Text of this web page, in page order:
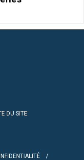
DU SITE